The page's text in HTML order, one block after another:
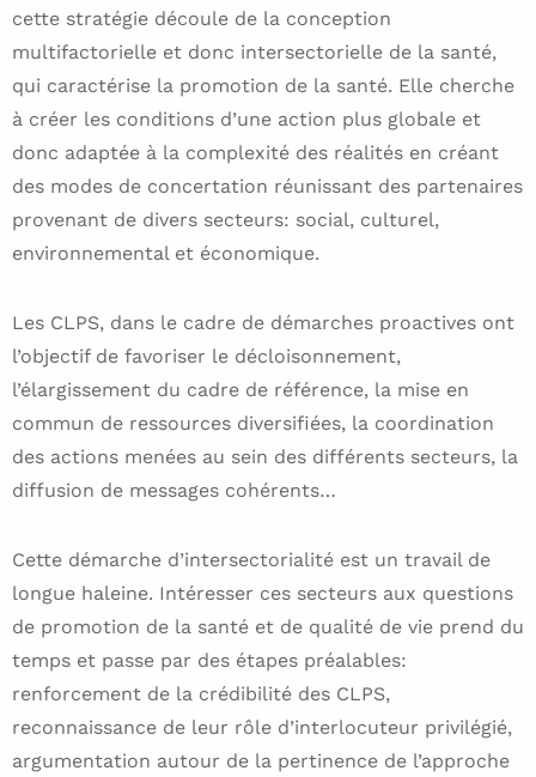
cette stratégie découle de la conception
multifactorielle et donc intersectorielle de la santé,
qui caractérise la promotion de la santé. Elle cherche
à créer les conditions d’une action plus globale et
donc adaptée à la complexité des réalités en créant
des modes de concertation réunissant des partenaires
provenant de divers secteurs: social, culturel,
environnemental et économique.
Les CLPS, dans le cadre de démarches proactives ont
l’objectif de favoriser le décloisonnement,
l’élargissement du cadre de référence, la mise en
commun de ressources diversifiées, la coordination
des actions menées au sein des différents secteurs, la
diffusion de messages cohérents…
Cette démarche d’intersectorialité est un travail de
longue haleine. Intéresser ces secteurs aux questions
de promotion de la santé et de qualité de vie prend du
temps et passe par des étapes préalables:
renforcement de la crédibilité des CLPS,
reconnaissance de leur rôle d’interlocuteur privilégié,
argumentation autour de la pertinence de l’approche